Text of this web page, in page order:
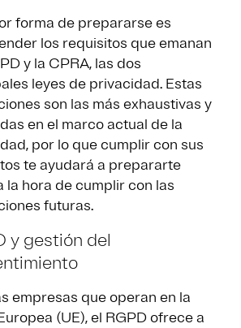
forma de prepararse es
los requisitos que emanan
y la CPRA, las dos
leyes de privacidad. Estas
son las más exhaustivas y
en el marco actual de la
por lo que cumplir con sus
te ayudará a prepararte
la hora de cumplir con las
futuras.
y gestión del
empresas que operan en la
(UE), el RGPD ofrece a